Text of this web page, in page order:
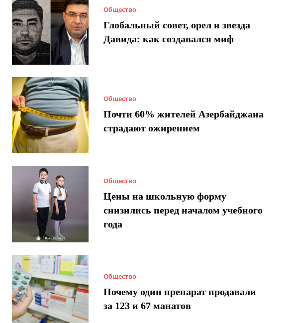
Общество
Глобальный совет, орел и звезда
Давида: как создавался миф
Общество
Почти 60% жителей Азербайджана
страдают ожирением
Общество
Цены на школьную форму
снизились перед началом учебного
года
Общество
Почему один препарат продавали
за 123 и 67 манатов